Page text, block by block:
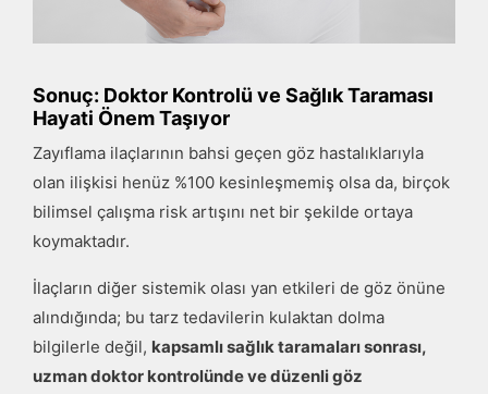
Sonuç: Doktor Kontrolü ve Sağlık Taraması
Hayati Önem Taşıyor
Zayıflama ilaçlarının bahsi geçen göz hastalıklarıyla
olan ilişkisi henüz %100 kesinleşmemiş olsa da, birçok
bilimsel çalışma risk artışını net bir şekilde ortaya
koymaktadır.
İlaçların diğer sistemik olası yan etkileri de göz önüne
alındığında; bu tarz tedavilerin kulaktan dolma
bilgilerle değil, kapsamlı sağlık taramaları sonrası,
uzman doktor kontrolünde ve düzenli göz